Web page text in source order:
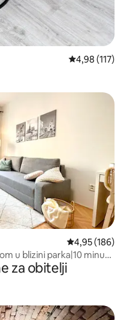
Prosječna
4,98 (117)
„Odabrali gosti”
Prosječna
4,95 (186)
u blizini parka|10 minuta
za obitelji